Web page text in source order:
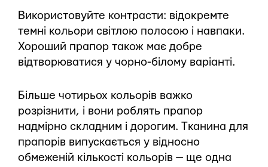
Використовуйте контрасти: відокремте
темні кольори світлою полосою і навпаки.
Хороший прапор також має добре
відтворюватися у чорно-білому варіанті.
Більше чотирьох кольорів важко
розрізнити, і вони роблять прапор
надмірно складним і дорогим. Тканина для
прапорів випускається у відносно
обмеженій кількості кольорів — ще одна